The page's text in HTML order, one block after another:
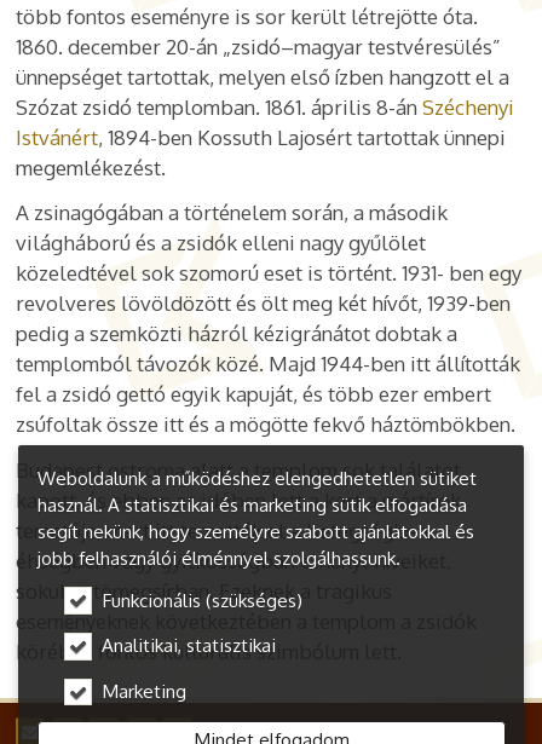
több fontos eseményre is sor került létrejötte óta.
1860. december 20-án „zsidó–magyar testvéresülés”
ünnepséget tartottak, melyen első ízben hangzott el a
Szózat zsidó templomban. 1861. április 8-án Széchenyi
Istvánért, 1894-ben Kossuth Lajosért tartottak ünnepi
megemlékezést.
A zsinagógában a történelem során, a második
világháború és a zsidók elleni nagy gyűlölet
közeledtével sok szomorú eset is történt. 1931- ben egy
revolveres lövöldözött és ölt meg két hívőt, 1939-ben
pedig a szemközti házról kézigránátot dobtak a
templomból távozók közé. Majd 1944-ben itt állították
fel a zsidó gettó egyik kapuját, és több ezer embert
zsúfoltak össze itt és a mögötte fekvő háztömbökben.
Budapest ostroma alatt a templom sok találatot
kapott, és ebben az időben lett a kert a mártírok
temetője, mert itt temették el a betegségben,
éhségben vagy gyilkosságban elhunyt híveiket,
sokukat tömegsírban.
Ezeknek a tragikus
eseményeknek következtében a templom a zsidók
körében fontos kulturális szimbólum lett.
Weboldalunk a működéshez elengedhetetlen sütiket
használ. A statisztikai és marketing sütik elfogadása
segít nekünk, hogy személyre szabott ajánlatokkal és
jobb felhasználói élménnyel szolgálhassunk.
Funkcionális (szükséges)
Analitikai, statisztikai
Marketing
Mindet elfogadom